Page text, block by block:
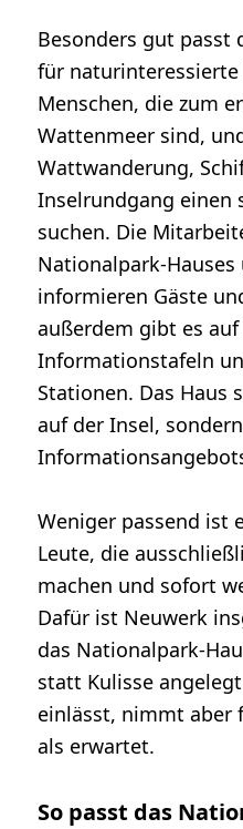
Besonders gut passt
für naturinteressierte
Menschen, die zum
Wattenmeer sind,
Wattwanderung,
Inselrundgang einen
suchen. Die
Nationalpark-Hauses
informieren Gäste
außerdem gibt es
Informationstafeln
Stationen. Das Haus
auf der Insel,
Weniger passend ist
Leute, die
machen und sofort
Dafür ist Neuwerk
das Nationalpark-
statt Kulisse
einlässt, nimmt aber
als erwartet.
So passt das